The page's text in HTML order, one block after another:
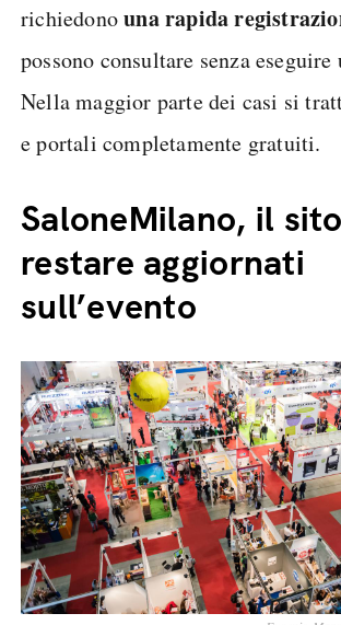
richiedonouna rapida
possono consultare senza
Nella maggior parte dei casi si
e portali completamente gratuiti.
SaloneMilano, il
restare aggiornati
sull’evento